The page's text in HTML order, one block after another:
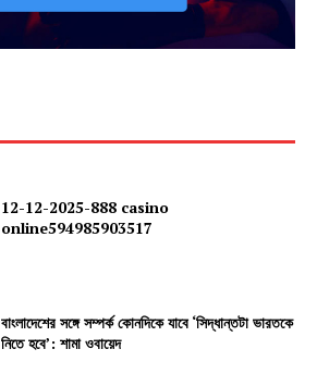
12-12-2025-888 casino
online594985903517
বাংলাদেশের সঙ্গে সম্পর্ক কোনদিকে যাবে ‘সিদ্ধান্তটা ভারতকে
নিতে হবে’: শামা ওবায়েদ